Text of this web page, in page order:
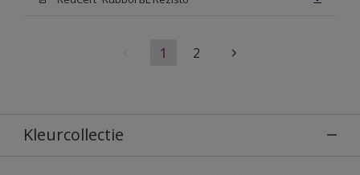
1 2
Kleurcollectie